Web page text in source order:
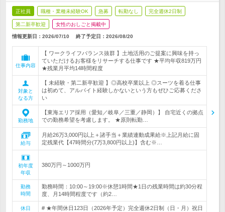
正社員 職種・業種未経験OK 急募 転勤なし 完全週休2日制
第二新卒歓迎 女性のおしごと掲載中
情報更新日：2026/07/10 終了予定日： 2026/08/20
仕事内容
【 ワークライフバランス抜群 】土地活用のご提案に興味を持っ
ていただけるお客様をリサーチする仕事です ★平均年収819万円
★残業月平均14時間程度
対象と
なる方
【 未経験・第二新卒歓迎 】◎高校卒業以上 ◎スーツを着る仕事
は初めて、アルバイト経験しかないという方もぜひご応募くださ
い
勤務地
【東海エリア採用（愛知／岐阜／三重／静岡）】 自宅近くの拠点
での勤務希望を考慮します。 ★原則転勤…
給与
月給26万3,000円以上＋諸手当＋業績連動成果給※上記月給に固
定残業代【47時間分(7万3,800円以上)】含む※…
初年度
年収
380万円～1000万円
勤務
時間
勤務時間：10:00～19:00※休憩1時間★1日の残業時間は約30分程
度、月14時間程度です（約2…
休日
# ★年間休日123日（2026年予定）完全週休2日制（日・月）祝日